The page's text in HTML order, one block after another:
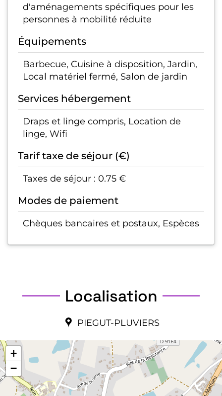
d'aménagements spécifiques pour les
personnes à mobilité réduite
Équipements
Barbecue, Cuisine à disposition, Jardin,
Local matériel fermé, Salon de jardin
Services hébergement
Draps et linge compris, Location de
linge, Wifi
Tarif taxe de séjour (€)
Taxes de séjour : 0.75 €
Modes de paiement
Chèques bancaires et postaux, Espèces
Localisation
PIEGUT-PLUVIERS
+
−